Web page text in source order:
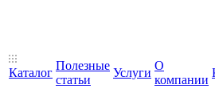
Каталог
Полезные
статьи
Услуги
О
компании